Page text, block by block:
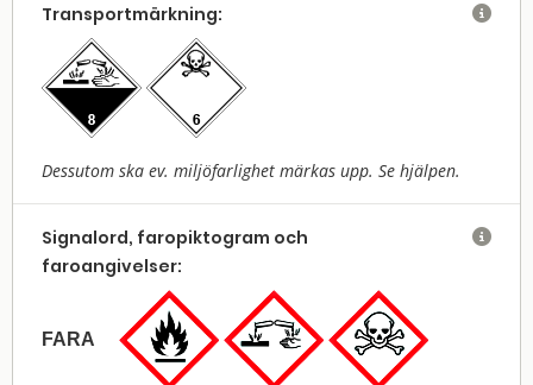
Transport­märkning:
Dessutom ska ev. miljöfarlighet märkas upp. Se hjälpen.

Signalord, faropiktogram och
faroangivelser:
FARA
